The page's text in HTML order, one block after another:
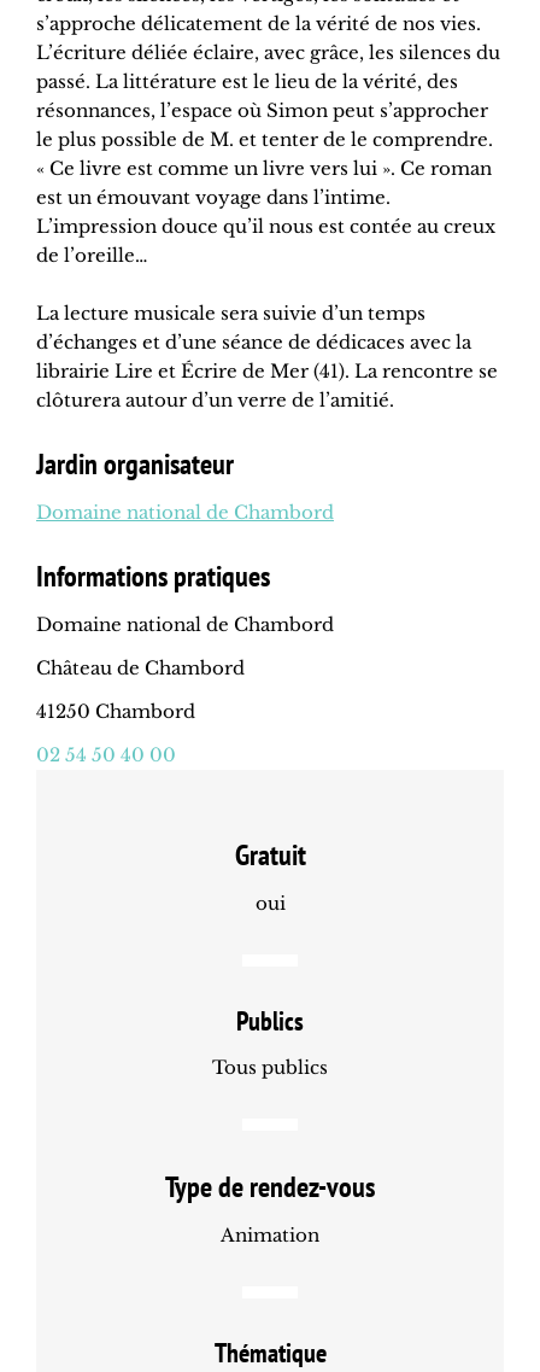
s’approche délicatement de la vérité de nos vies.
L’écriture déliée éclaire, avec grâce, les silences du
passé. La littérature est le lieu de la vérité, des
résonnances, l’espace où Simon peut s’approcher
le plus possible de M. et tenter de le comprendre.
« Ce livre est comme un livre vers lui ». Ce roman
est un émouvant voyage dans l’intime.
L’impression douce qu’il nous est contée au creux
de l’oreille…
La lecture musicale sera suivie d’un temps
d’échanges et d’une séance de dédicaces avec la
librairie Lire et Écrire de Mer (41). La rencontre se
clôturera autour d’un verre de l’amitié.
Jardin organisateur
Domaine national de Chambord
Informations pratiques
Domaine national de Chambord
Château de Chambord
41250 Chambord
02 54 50 40 00
Gratuit
oui
Publics
Tous publics
Type de rendez-vous
Animation
Thématique